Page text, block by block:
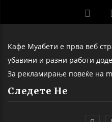
Кафе Муабети е прва веб
убавини и разни работи
За рекламирање повеќе на
Следете Не